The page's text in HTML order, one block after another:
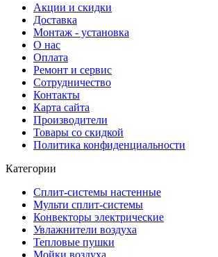
Акции и скидки
Доставка
Монтаж - установка
О нас
Оплата
Ремонт и сервис
Сотрудничество
Контакты
Карта сайта
Производители
Товары со скидкой
Политика конфиденциальности
Категории
Сплит-системы настенные
Мульти сплит-системы
Конвекторы электрические
Увлажнители воздуха
Тепловые пушки
Мойки воздуха